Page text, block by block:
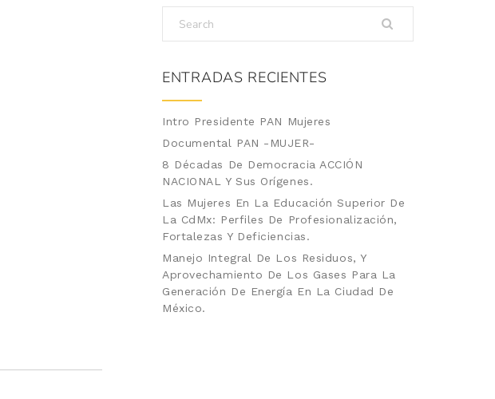
ENTRADAS RECIENTES
Intro Presidente PAN Mujeres
Documental PAN -MUJER-
8 Décadas De Democracia ACCIÓN
NACIONAL Y Sus Orígenes.
Las Mujeres En La Educación Superior De
La CdMx: Perfiles De Profesionalización,
Fortalezas Y Deficiencias.
Manejo Integral De Los Residuos, Y
Aprovechamiento De Los Gases Para La
Generación De Energía En La Ciudad De
México.